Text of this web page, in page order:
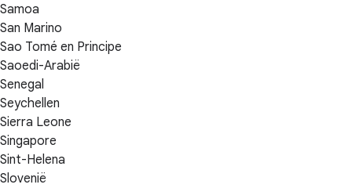
Samoa
San Marino
Sao Tomé en Principe
Saoedi-Arabië
Senegal
Seychellen
Sierra Leone
Singapore
Sint-Helena
Slovenië